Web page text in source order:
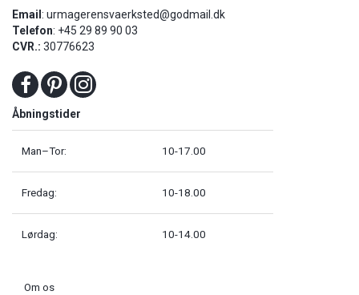
Email : urmagerensvaerksted@godmail.dk
Telefon: +45 29 89 90 03
CVR.: 30776623
Åbningstider
Man–Tor: 10-17.00
Fredag: 10-18.00
Lørdag: 10-14.00
Om os